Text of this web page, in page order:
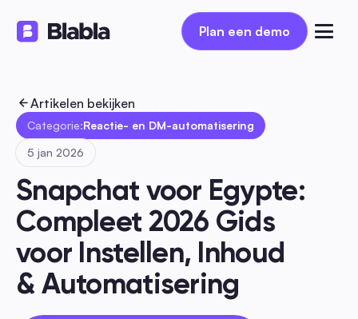
Plan een demo
Plan een demo
Artikelen bekijken
Categorie:Reactie- en DM-automatisering
5 jan 2026
Snapchat voor Egypte:
Compleet 2026 Gids
voor Instellen, Inhoud
& Automatisering